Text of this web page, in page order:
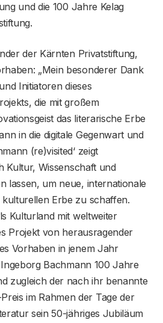
und die 100 Jahre Kelag
der Kärnten Privatstiftung,
„Mein besonderer Dank
Initiatoren dieses
die mit großem
das literarische Erbe
in die digitale Gegenwart und
(re)visited‘ zeigt
Kultur, Wissenschaft und
lassen, um neue, internationale
Erbe zu schaffen.
Kulturland mit weltweiter
Projekt von herausragender
Vorhaben in jenem Jahr
Bachmann 100 Jahre
zugleich der nach ihr benannte
im Rahmen der Tage der
sein 50-jähriges Jubiläum